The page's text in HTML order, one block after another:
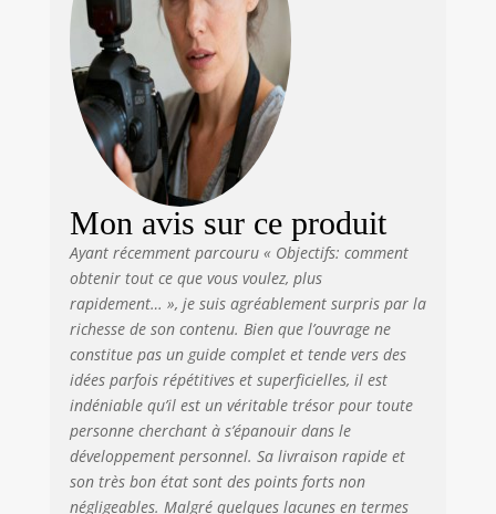
Mon avis sur ce produit
Ayant récemment parcouru « Objectifs: comment
obtenir tout ce que vous voulez, plus
rapidement… », je suis agréablement surpris par la
richesse de son contenu. Bien que l’ouvrage ne
constitue pas un guide complet et tende vers des
idées parfois répétitives et superficielles, il est
indéniable qu’il est un véritable trésor pour toute
personne cherchant à s’épanouir dans le
développement personnel. Sa livraison rapide et
son très bon état sont des points forts non
négligeables. Malgré quelques lacunes en termes